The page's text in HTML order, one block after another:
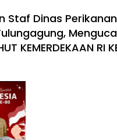
Staf Dinas Perikanan
KEMERDEKAAN RI